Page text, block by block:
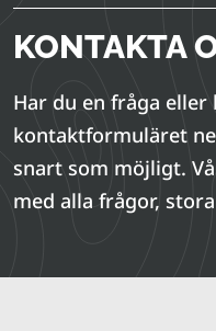
KONTAKTA
Har du en fråga eller
kontaktformuläret
snart som möjligt.
med alla frågor,